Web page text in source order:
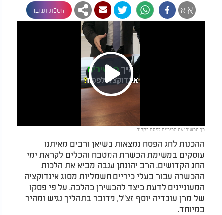
א א הוספת תגובה
Play
Video
כך תכשירו את הכיריים לפסח בקלות
ההכנות לחג הפסח נמצאות בשיאן ורבים מאיתנו
עוסקים במשימת הכשרת המטבח והכלים לקראת ימי
החג הקדושים. הרב יהונתן ענבה מביא את הלכות
ההכשרה עבור בעלי כיריים חשמליות מסוג אינדוקציה
המעוניינים לדעת כיצד להכשירן כהלכה. על פי פסקו
של מרן עובדיה יוסף זצ"ל, מדובר בתהליך נגיש ומהיר
במיוחד.